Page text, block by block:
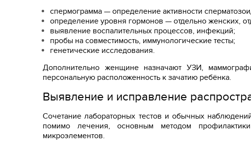
спермограмма — определение активности
определение уровня гормонов — отдельно женских,
выявление воспалительных процессов, инфекций;
пробы на совместимость, иммунологические тесты;
генетические исследования.
Дополнительно женщине назначают УЗИ,
персональную расположенность к зачатию ребёнка.
Выявление и исправление
Сочетание лабораторных тестов и обычных
помимо лечения, основным методом
микроэлементов.